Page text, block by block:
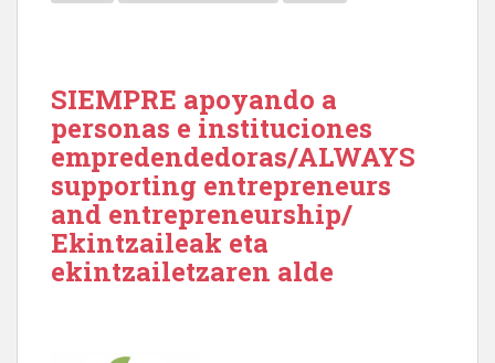
SIEMPRE apoyando a
personas e instituciones
empredendedoras/ALWAYS
supporting entrepreneurs
and entrepreneurship/
Ekintzaileak eta
ekintzailetzaren alde